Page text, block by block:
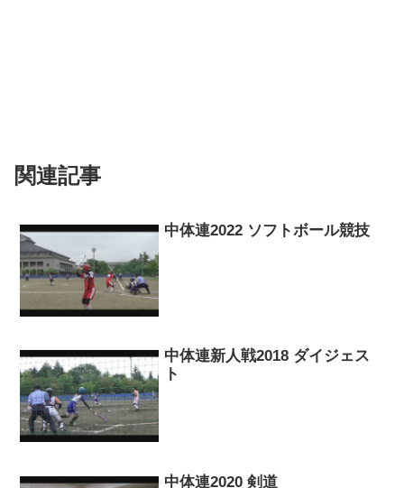
関連記事
中体連2022 ソフトボール競技
中体連新人戦2018 ダイジェス
ト
中体連2020 剣道